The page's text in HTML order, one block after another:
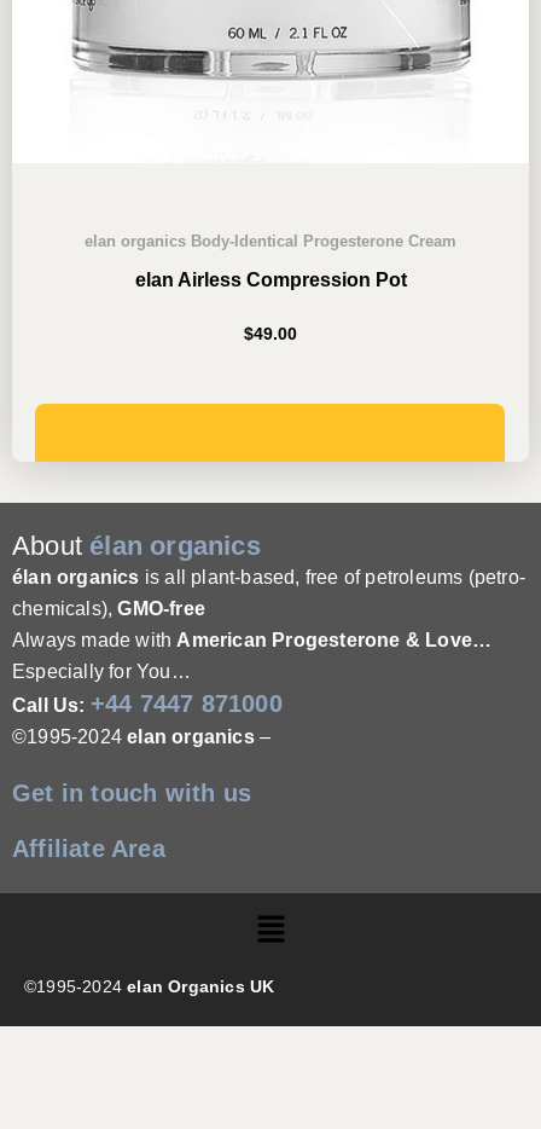
elan organics Body-Identical Progesterone Cream
elan Airless Compression Pot
$49.00
About élan organics
élan organics is all plant-based, free of petroleums (petro-
chemicals),GMO-free
Always made with American Progesterone & Love…
Especially for You…
Call Us: +44 7447 871000
©1995-2024elan organics–
Get in touch with us
Affiliate Area
©1995-2024elan Organics UK